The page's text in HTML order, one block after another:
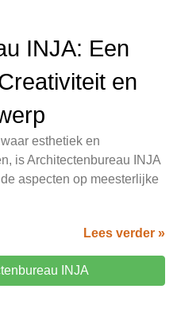
INJA: Een
en
esthetiek en
is Architectenbureau INJA
aspecten op meesterlijke
Lees verder »
INJA